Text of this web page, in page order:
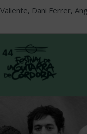
Dani Ferrer,